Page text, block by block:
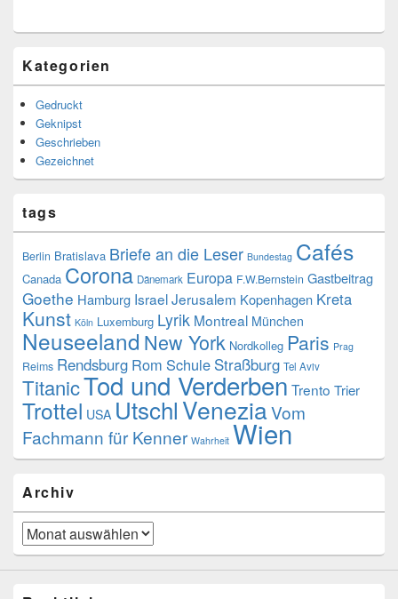
Kategorien
Gedruckt
Geknipst
Geschrieben
Gezeichnet
tags
Berlin Bratislava Briefe an die Leser Bundestag Cafés
Canada Corona Dänemark Europa F.W.Bernstein Gastbeitrag
Goethe Hamburg IsraelJerusalem Kopenhagen Kreta
Kunst Köln Luxemburg Lyrik Montreal München
Neuseeland New York Nordkolleg Paris Prag
Reims Rendsburg Rom Schule Straßburg Tel Aviv
TitanicTod und Verderben Trento Trier
Trottel USA UtschlVeneziaVom
Fachmann für Kenner Wahrheit Wien
Archiv
Archiv